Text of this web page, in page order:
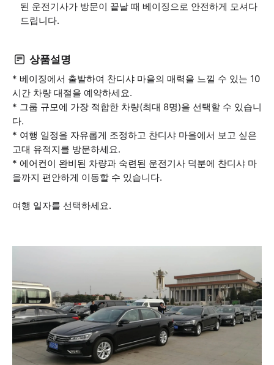
된 운전기사가 방문이 끝날 때 베이징으로 안전하게 모셔다
드립니다.
상품설명
* 베이징에서 출발하여 찬디샤 마을의 매력을 느낄 수 있는 10
시간 차량 대절을 예약하세요.
* 그룹 규모에 가장 적합한 차량(최대 8명)을 선택할 수 있습니
다.
* 여행 일정을 자유롭게 조정하고 찬디샤 마을에서 보고 싶은
고대 유적지를 방문하세요.
* 에어컨이 완비된 차량과 숙련된 운전기사 덕분에 찬디샤 마
을까지 편안하게 이동할 수 있습니다.
여행 일자를 선택하세요.